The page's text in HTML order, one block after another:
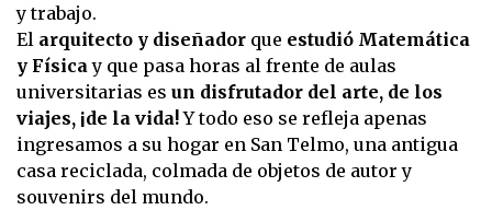
y trabajo.
El arquitecto y diseñador que estudió Matemática
y Físicay que pasa horas al frente de aulas
universitarias es un disfrutador del arte, de los
viajes, ¡de la vida!Y todo eso se refleja apenas
ingresamos a su hogar en San Telmo, una antigua
casa reciclada, colmada de objetos de autor y
souvenirs del mundo.